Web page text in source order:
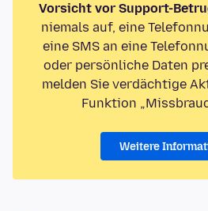
Vorsicht vor Support-
niemals auf, eine
eine SMS an eine
oder persönliche Daten
melden Sie verdächtige
Funktion
Weitere